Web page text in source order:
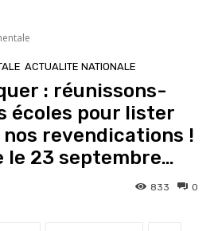
ACTUALITE NATIONALE
: réunissons-
écoles pour lister
revendications !
le 23 septembre…
0
833